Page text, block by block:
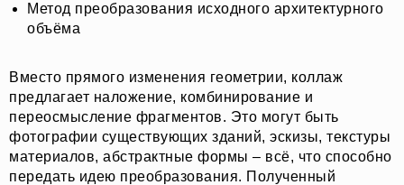
Метод преобразования исходного архитектурного
объёма
Вместо прямого изменения геометрии, коллаж
предлагает наложение, комбинирование и
переосмысление фрагментов. Это могут быть
фотографии существующих зданий, эскизы, текстуры
материалов, абстрактные формы – всё, что способно
передать идею преобразования. Полученный